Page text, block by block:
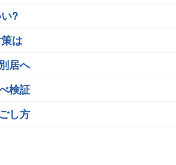
?
は
居へ
検証
し方